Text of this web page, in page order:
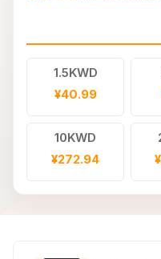
1.5KWD
¥40.99
10KWD
¥272.94